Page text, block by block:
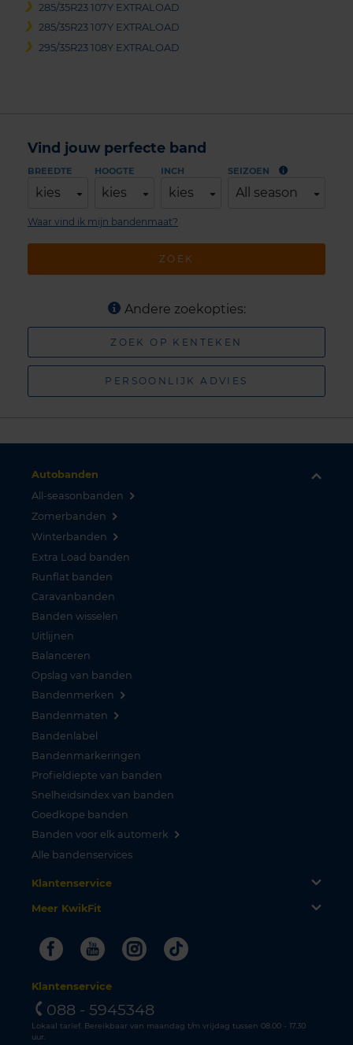
285/35R23 107Y EXTRALOAD
285/35R23 107Y EXTRALOAD
295/35R23 108Y EXTRALOAD
Vind jouw perfecte band
BREEDTE
kies
HOOGTE
kies
INCH
kies
SEIZOEN
All season
ZOEK
Waar vind ik mijn bandenmaat?
Andere zoekopties:
ZOEK OP KENTEKEN
PERSOONLIJK ADVIES
Autobanden
All-seasonbanden
Zomerbanden
Winterbanden
Extra Load banden
Runflat banden
Caravanbanden
Banden wisselen
Uitlijnen
Balanceren
Opslag van banden
Bandenmerken
Bandenmaten
Bandenlabel
Bandenmarkeringen
Profieldiepte van banden
Snelheidsindex van banden
Goedkope banden
Banden voor elk automerk
Alle bandenservices
Klantenservice
Meer KwikFit
FacebookYoutubeInstagram
Tiktok
Klantenservice
088 - 5945348
Lokaal tarief. Bereikbaar van maandag t/m vrijdag tussen 08.00 - 17.30
uur.